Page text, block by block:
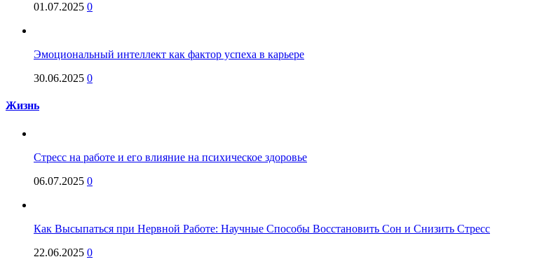
01.07.2025 0
Эмоциональный интеллект как фактор успеха в карьере
30.06.2025 0
Жизнь
Стресс на работе и его влияние на психическое здоровье
06.07.2025 0
Как Высыпаться при Нервной Работе: Научные Способы Восстановить Сон и Снизить Стресс
22.06.2025 0